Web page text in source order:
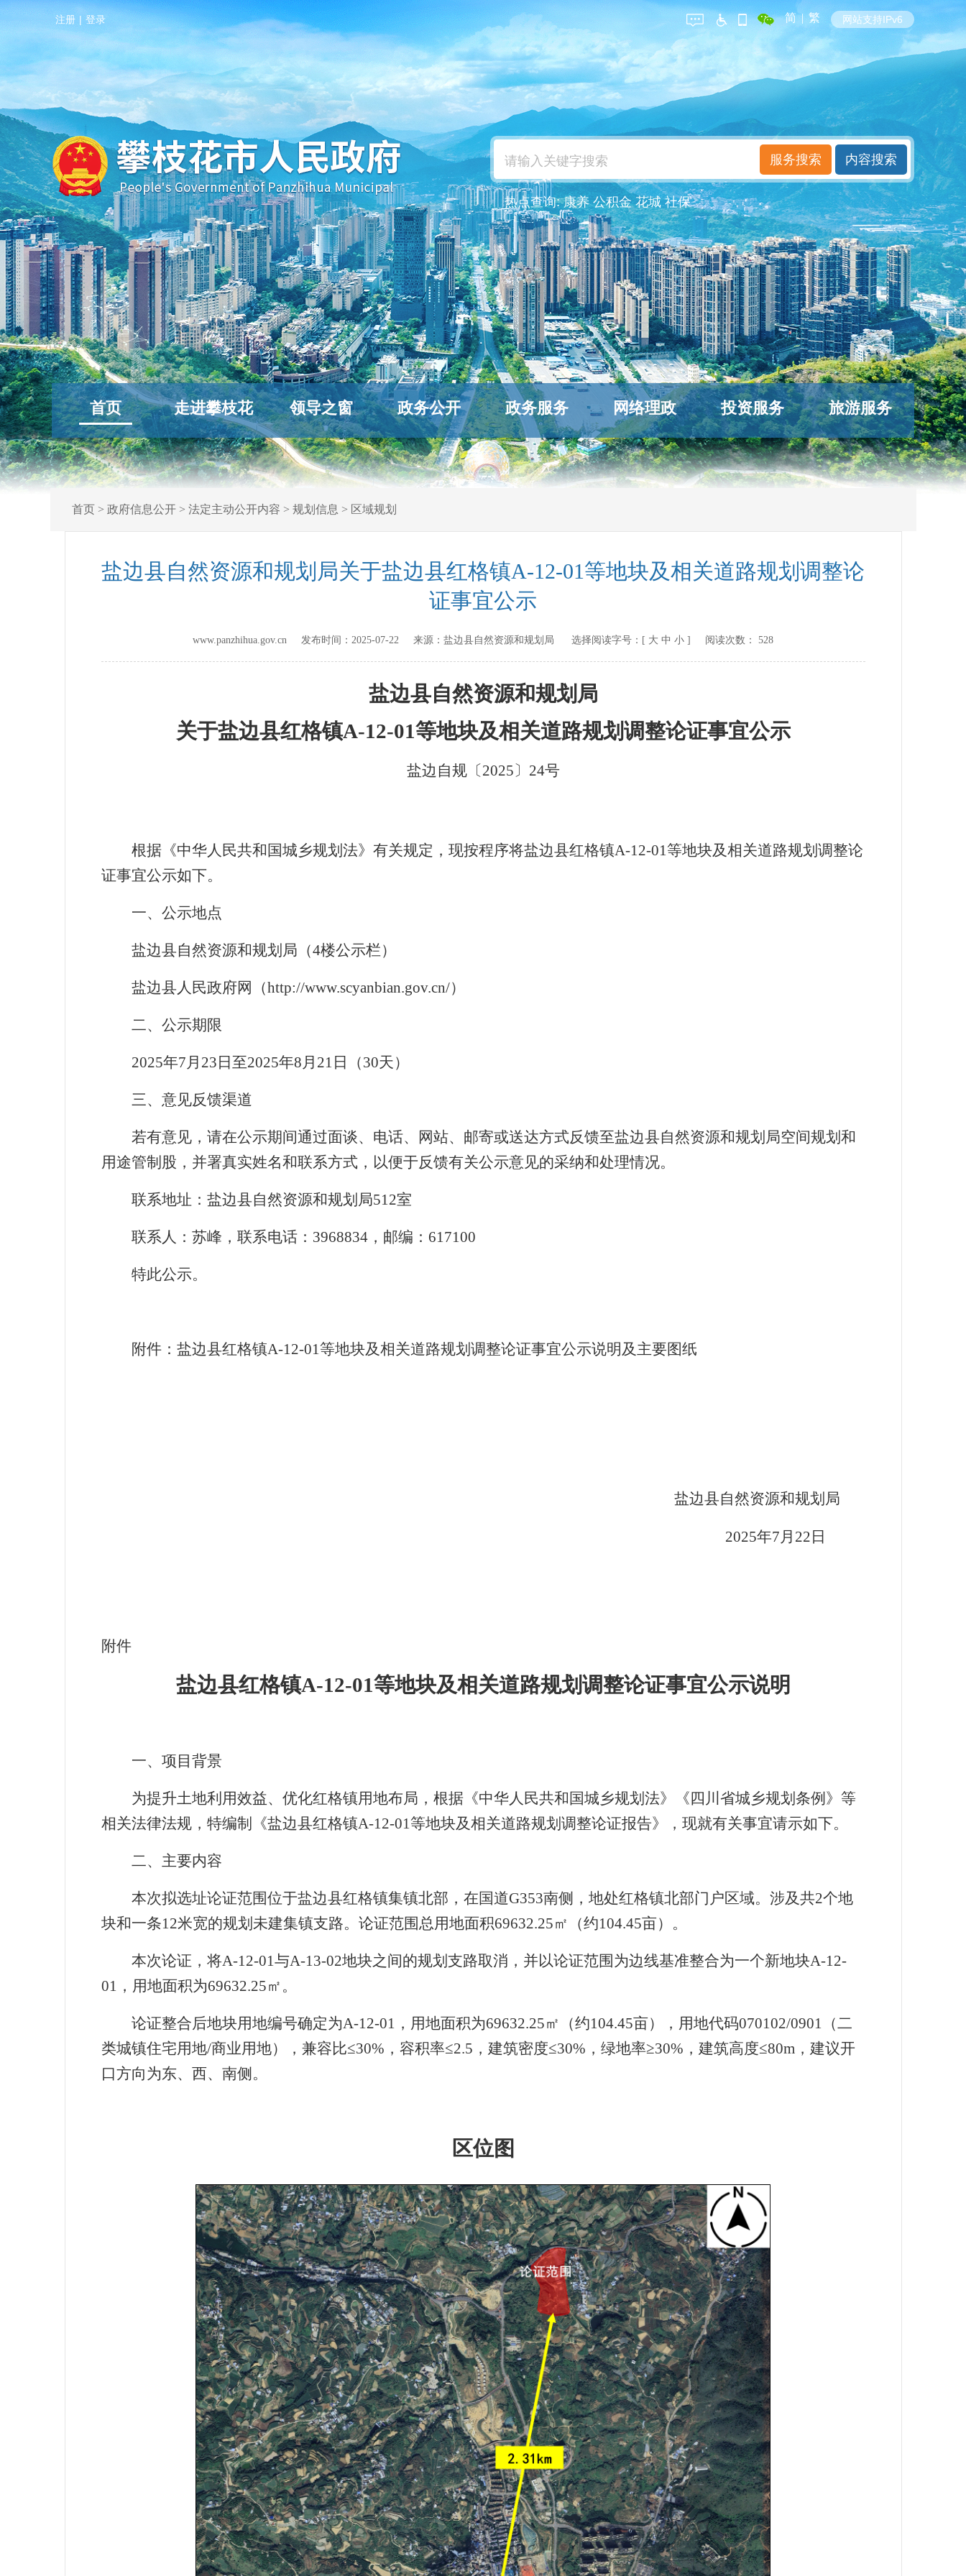
注册 | 登录 简 | 繁 网站支持IPv6
热点查询:康养 公积金 花城 社保
首页 走进攀枝花 领导之窗 政务公开 政务服务 网络理政 投资服务 旅游服务
首页> 政府信息公开> 法定主动公开内容 > 规划信息 > 区域规划
盐边县自然资源和规划局关于盐边县红格镇A-12-01等地块及相关道路规划调整论
证事宜公示
www.panzhihua.gov.cn 发布时间： 2025-07-22 来源： 盐边县自然资源和规划局 选择阅读字号：[ 大 中 小 ] 阅读次数： 528
盐边县自然资源和规划局
关于盐边县红格镇A-12-01等地块及相关道路规划调整论证事宜公示
盐边自规〔2025〕 24号
根据《中华人民共和国城乡规划法》有关规定，现按程序将盐边县红格镇A-12-01等地块及相关道路规划调整论
证事宜公示如下。
一、 公示地点
盐边县自然资源和规划局（4楼公示栏）
盐边县人民政府网（http://www.scyanbian.gov.cn/）
二、公示期限
2025年7月 23 日至2025年8月 21 日（30天）
三、意见反馈渠道
若有意见，请在公示期间通过面谈、电话、网站、邮寄或送达方式反馈至盐边县自然资源和规划局空间规划和
用途管制股，并署真实姓名和联系方式，以便于反馈有关公示意见的采纳和处理情况。
联系地址：盐边县自然资源和规划局512室
联系人：苏峰，联系电话： 3968834 ，邮编： 617100
特此公示。
附件：盐边县红格镇A-12-01等地块及相关道路规划调整论证事宜公示说明及主要图纸
盐边县自然资源和规划局
2025年7月 22 日
附件
盐边县红格镇A-12-01等地块及相关道路规划调整论证事宜公示说明
一、项目背景
为提升土地利用效益、优化红格镇用地布局，根据《中华人民共和国城乡规划法》《四川省城乡规划条例》等
相关法律法规，特编制《盐边县红格镇A-12-01等地块及相关道路规划调整论证报告》，现就有关事宜请示如下。
二、主要内容
本次拟选址论证范围位于盐边县红格镇集镇北部，在国道G353南侧，地处红格镇北部门户区域。涉及共2个地
块和一条12米宽的规划未建集镇支路。论证范围总用地面积69632.25㎡（约104.45亩）。
本次论证，将A-12-01与A-13-02地块之间的规划支路取消，并以论证范围为边线基准整合为一个新地块A-12-
01 ，用地面积为69632.25㎡。
论证整合后地块用地编号确定为A-12-01 ，用地面积为69632.25㎡（约104.45亩），用地代码070102/0901 （二
类城镇住宅用地/商业用地），兼容比≤30% ，容积率≤2.5 ，建筑密度≤30% ，绿地率≥30% ，建筑高度≤80m，建议开
口方向为东、西、南侧。
区位图